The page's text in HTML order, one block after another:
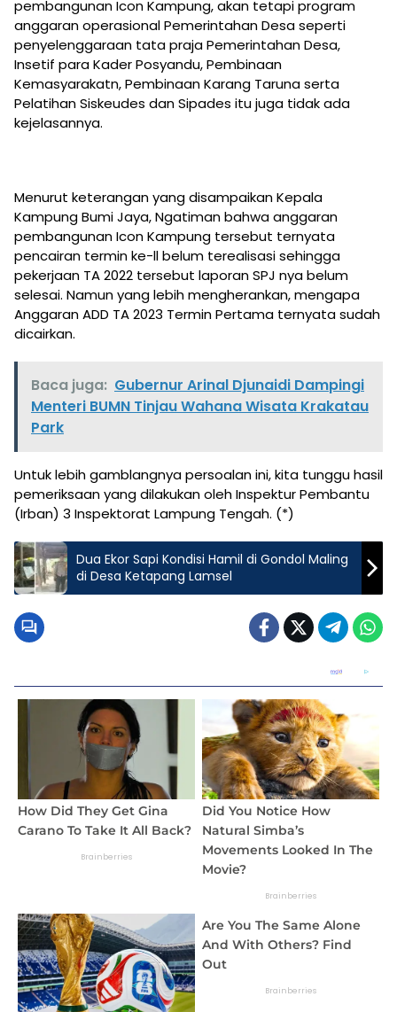
pembangunan Icon Kampung, akan tetapi program
anggaran operasional Pemerintahan Desa seperti
penyelenggaraan tata praja Pemerintahan Desa,
Insetif para Kader Posyandu, Pembinaan
Kemasyarakatn, Pembinaan Karang Taruna serta
Pelatihan Siskeudes dan Sipades itu juga tidak ada
kejelasannya.
Menurut keterangan yang disampaikan Kepala
Kampung Bumi Jaya, Ngatiman bahwa anggaran
pembangunan Icon Kampung tersebut ternyata
pencairan termin ke-ll belum terealisasi sehingga
pekerjaan TA 2022 tersebut laporan SPJ nya belum
selesai. Namun yang lebih mengherankan, mengapa
Anggaran ADD TA 2023 Termin Pertama ternyata sudah
dicairkan.
Baca juga: Gubernur Arinal Djunaidi Dampingi
Menteri BUMN Tinjau Wahana Wisata Krakatau
Park
Untuk lebih gamblangnya persoalan ini, kita tunggu hasil
pemeriksaan yang dilakukan oleh Inspektur Pembantu
(Irban) 3 Inspektorat Lampung Tengah. (*)
Dua Ekor Sapi Kondisi Hamil di Gondol Maling
di Desa Ketapang Lamsel